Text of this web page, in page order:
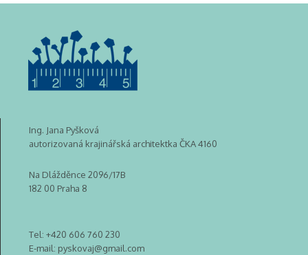
Ing. Jana Pyšková
autorizovaná krajinářská architektka ČKA 4160
Na Dlážděnce 2096/17B
182 00 Praha 8
Tel: +420 606 760 230
E-mail: pyskovaj@gmail.com